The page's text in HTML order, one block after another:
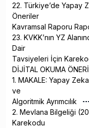
22. Türkiye’de Yapay
Öneriler
Kavramsal Raporu
23. KVKK’nın YZ
Dair
Tavsiyeleri İçin
DİJİTAL OKUMA
1. MAKALE: Yapay
ve
Algoritmik Ayrımcılık
2. Mevlana Bilgeliği
Karekodu